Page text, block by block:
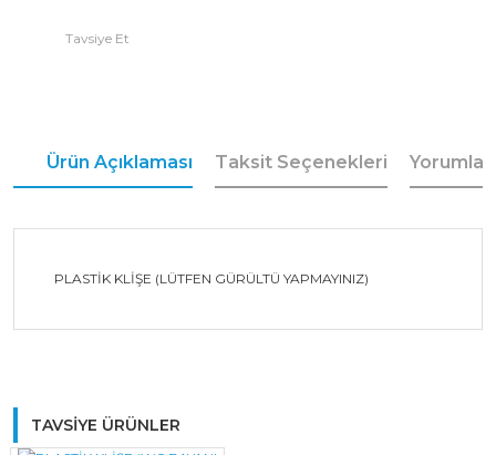
Tavsiye Et
Ürün Açıklaması Taksit Seçenekleri Yorumlar
PLASTİK KLİŞE (LÜTFEN GÜRÜLTÜ YAPMAYINIZ)
TAVSİYE ÜRÜNLER